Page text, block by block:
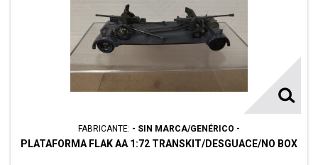
FABRICANTE: - SIN MARCA/GENÉRICO -
PLATAFORMA FLAK AA 1:72 TRANSKIT/DESGUACE/NO BOX